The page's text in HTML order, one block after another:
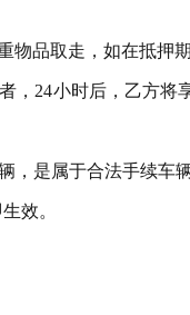
物品取走，如在抵押
，24小时后，乙方
，是属于合法手续车
效。